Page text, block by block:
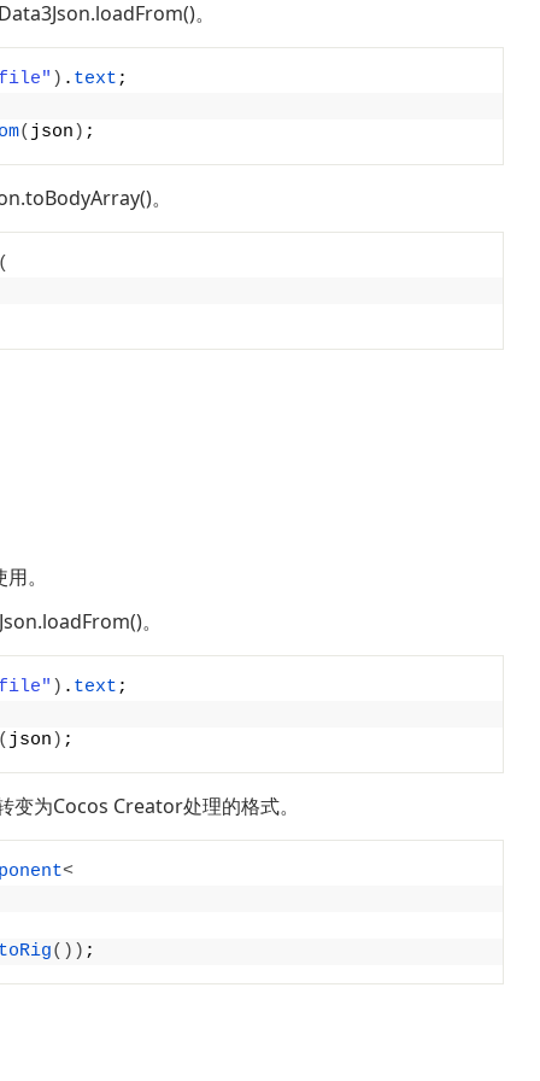
。
file" ) . text ;
( json ) ;
。
(
。
。
file" ) . text ;
( json ) ;
为Cocos Creator处理的格式。
<
toRig()) ;